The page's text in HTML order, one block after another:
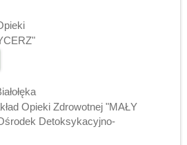
Opieki Zdrowotnej "MAŁY
Detoksykacyjno-